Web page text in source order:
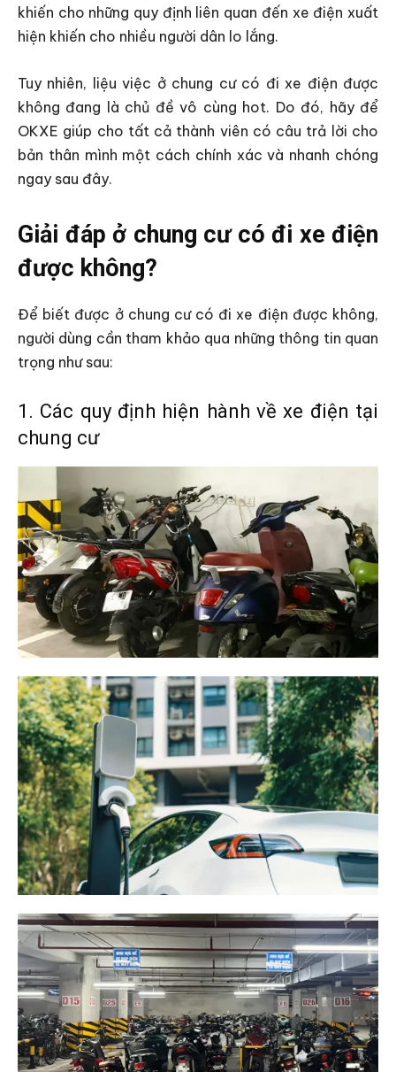
khiến cho những quy định liên quan đến xe điện xuất
hiện khiến cho nhiều người dân lo lắng.
Tuy nhiên, liệu việc ở chung cư có đi xe điện được
không đang là chủ đề vô cùng hot. Do đó, hãy để
OKXE giúp cho tất cả thành viên có câu trả lời cho
bản thân mình một cách chính xác và nhanh chóng
ngay sau đây.
Giải đáp ở chung cư có đi xe điện
được không?
Để biết được ở chung cư có đi xe điện được không,
người dùng cần tham khảo qua những thông tin quan
trọng như sau:
1. Các quy định hiện hành về xe điện tại
chung cư